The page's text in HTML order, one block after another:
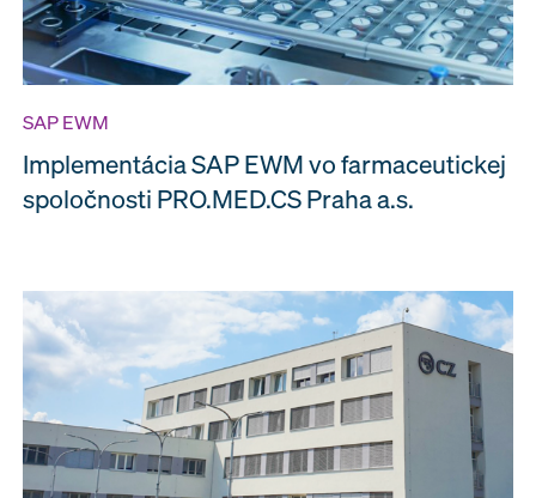
SAP EWM
Implementácia SAP EWM vo farmaceutickej
spoločnosti PRO.MED.CS Praha a.s.